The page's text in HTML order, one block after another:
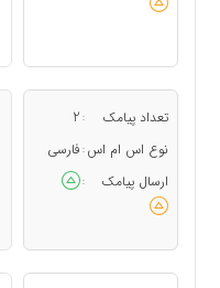
تعداد پیامک :
2
نوع اس ام اس : فارسی
ارسال پیامک
: